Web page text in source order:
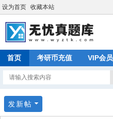
设为首页 收藏本站
首页 考研币充值 VIP会员
发新帖